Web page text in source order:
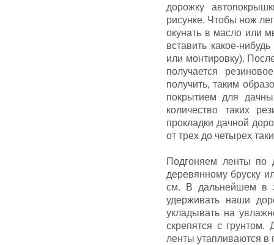
дорожку
рисунке. Чтобы нож
окунать в масло или
вставить какое-
или монтировку).
получается
получить, таким
покрытием для
количество таких
прокладки дачной
от трех до четырех
Подгоняем ленты по
деревянному бруску
см. В дальнейшем в
удерживать наши
укладывать на
скрепятся с
ленты утапливаются в